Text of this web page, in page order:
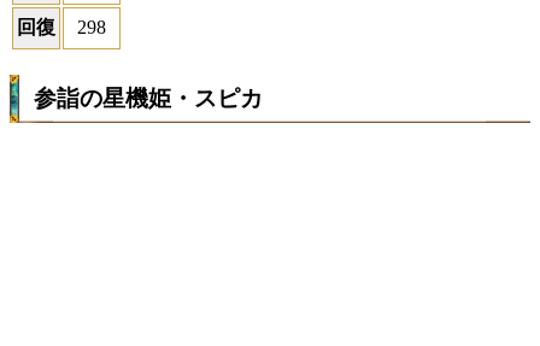
回復 298
参詣の星機姫・スピカ